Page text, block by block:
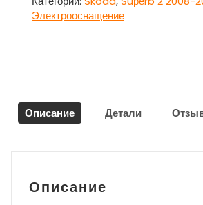
для
2
2008-
Электрооснащение
Описание Детали
Описание